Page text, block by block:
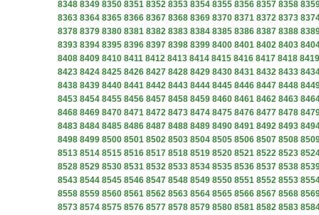
8348 8349 8350 8351 8352 8353 8354 8355 8356 8357 8358
8363 8364 8365 8366 8367 8368 8369 8370 8371 8372 8373
8378 8379 8380 8381 8382 8383 8384 8385 8386 8387 8388
8393 8394 8395 8396 8397 8398 8399 8400 8401 8402 8403
8408 8409 8410 8411 8412 8413 8414 8415 8416 8417 8418 8419
8423 8424 8425 8426 8427 8428 8429 8430 8431 8432 8433
8438 8439 8440 8441 8442 8443 8444 8445 8446 8447 8448
8453 8454 8455 8456 8457 8458 8459 8460 8461 8462 8463
8468 8469 8470 8471 8472 8473 8474 8475 8476 8477 8478
8483 8484 8485 8486 8487 8488 8489 8490 8491 8492 8493
8498 8499 8500 8501 8502 8503 8504 8505 8506 8507 8508
8513 8514 8515 8516 8517 8518 8519 8520 8521 8522 8523
8528 8529 8530 8531 8532 8533 8534 8535 8536 8537 8538
8543 8544 8545 8546 8547 8548 8549 8550 8551 8552 8553
8558 8559 8560 8561 8562 8563 8564 8565 8566 8567 8568
8573 8574 8575 8576 8577 8578 8579 8580 8581 8582 8583